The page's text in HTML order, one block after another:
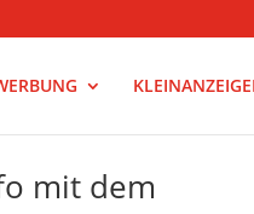
mit dem